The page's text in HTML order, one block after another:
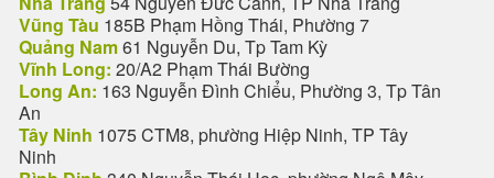
Vũng Tàu 185B Phạm Hồng Thái, Phường 7
Quảng Nam61 Nguyễn Du, Tp Tam Kỳ
Vĩnh Long: 20/A2 Phạm Thái Bường
Long An: 163 Nguyễn Đình Chiểu, Phường 3, Tp Tân
An
Tây Ninh 1075 CTM8, phường Hiệp Ninh, TP Tây
Ninh